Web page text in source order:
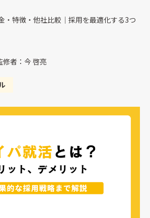
・特徴・他社比較｜採用を最適化する3つ
修者：今 啓亮